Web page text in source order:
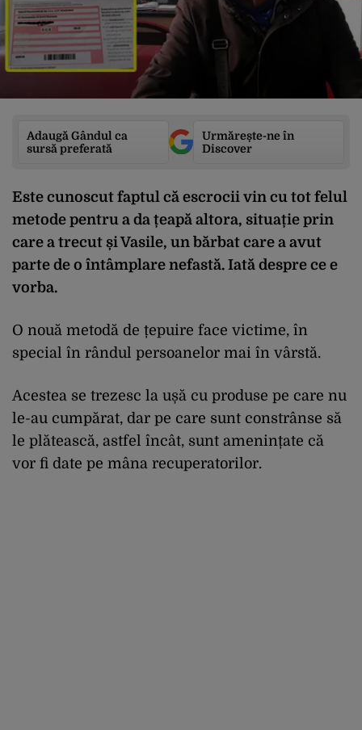
Adaugă Gândul ca
sursă preferată
Urmărește-ne în
Discover
Este cunoscut faptul că escrocii vin cu tot felul
metode pentru a da țeapă altora, situație prin
care a trecut și Vasile, un bărbat care a avut
parte de o întâmplare nefastă. Iată despre ce e
vorba.
O nouă metodă de țepuire face victime, în
special în rândul persoanelor mai în vârstă.
Acestea se trezesc la ușă cu produse pe care nu
le-au cumpărat, dar pe care sunt constrânse să
le plătească, astfel încât, sunt amenințate că
vor fi date pe mâna recuperatorilor.